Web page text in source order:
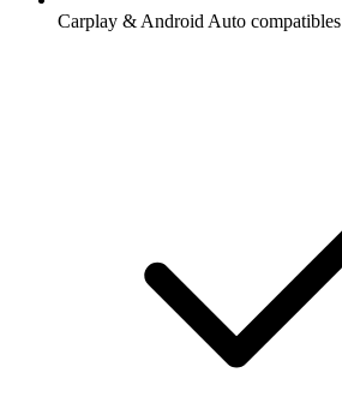
Carplay & Android Auto compatibles